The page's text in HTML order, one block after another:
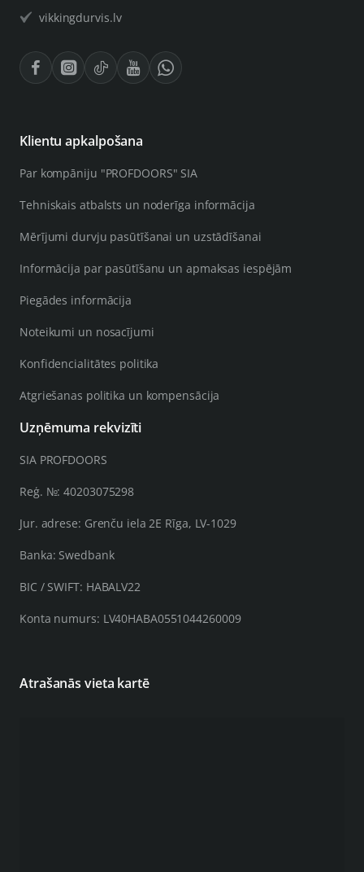
vikkingdurvis.lv
Klientu apkalpošana
Par kompāniju "PROFDOORS" SIA
Tehniskais atbalsts un noderīga informācija
Mērījumi durvju pasūtīšanai un uzstādīšanai
Informācija par pasūtīšanu un apmaksas iespējām
Piegādes informācija
Noteikumi un nosacījumi
Konfidencialitātes politika
Atgriešanas politika un kompensācija
Uzņēmuma rekvizīti
SIA PROFDOORS
Reģ. №: 40203075298
Jur. adrese: Grenču iela 2E Rīga, LV-1029
Banka: Swedbank
BIC / SWIFT: HABALV22
Konta numurs: LV40HABA0551044260009
Atrašanās vieta kartē